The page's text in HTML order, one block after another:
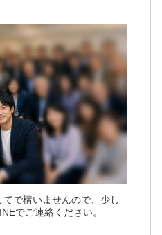
で構いませんので、少し
でご連絡ください。